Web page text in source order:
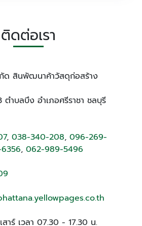
ก ศรีราชา
ติดต่อเรา
ด สินพัฒนาค้าวัสดุก่อสร้าง
ำบลบึง อำเภอศรีราชา ชลบุรี
, 038-340-208, 096-269-
, 062-989-5496
าร์ เวลา 07.30 - 17.30 น.